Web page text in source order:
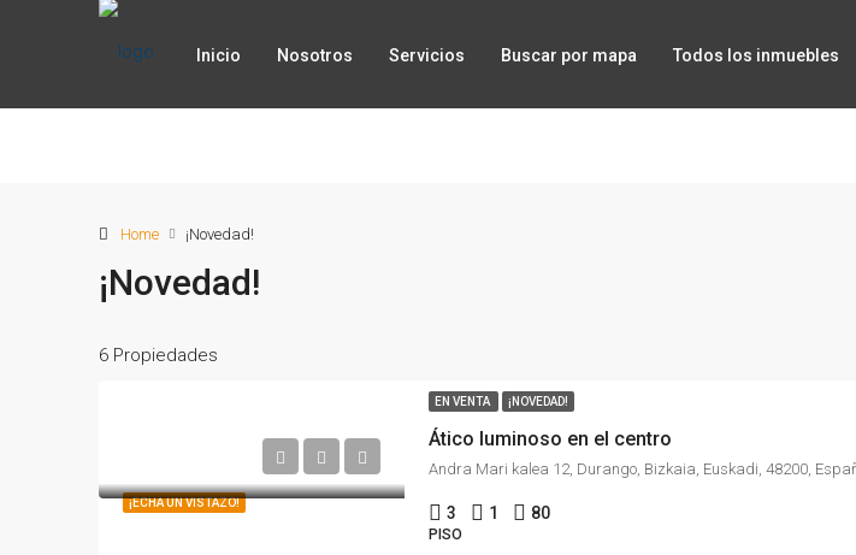
Inicio Nosotros Servicios Buscar por mapa Todos los inmuebles
Home ¡Novedad!
¡Novedad!
6 Propiedades
¡ECHA UN VISTAZO!
EN VENTA ¡NOVEDAD!
Ático luminoso en el centro
Andra Mari kalea 12, Durango, Bizkaia, Euskadi, 48200,
3 1 80
PISO